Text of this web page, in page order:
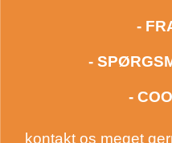
-
-
-
kontakt os meget